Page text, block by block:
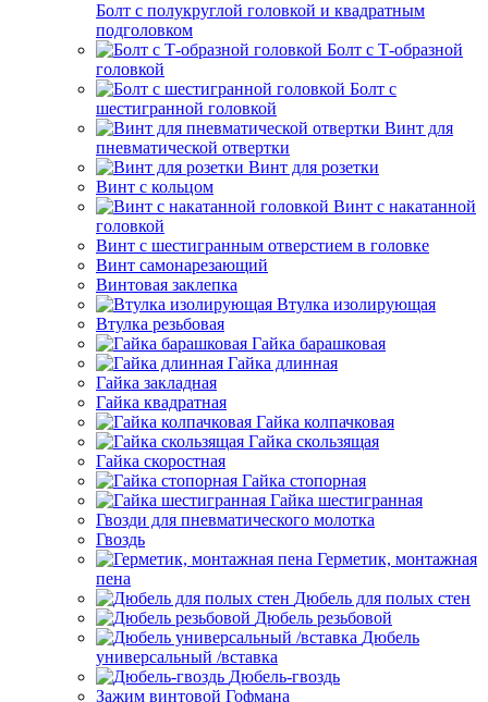
Болт с полукруглой головкой и квадратным
подголовком
Болт с Т-образной
головкой
Болт с
шестигранной головкой
Винт для
пневматической отвертки
Винт для розетки
Винт с кольцом
Винт с накатанной
головкой
Винт с шестигранным отверстием в головке
Винт самонарезающий
Винтовая заклепка
Втулка изолирующая
Втулка резьбовая
Гайка барашковая
Гайка длинная
Гайка закладная
Гайка квадратная
Гайка колпачковая
Гайка скользящая
Гайка скоростная
Гайка стопорная
Гайка шестигранная
Гвозди для пневматического молотка
Гвоздь
Герметик, монтажная
пена
Дюбель для полых стен
Дюбель резьбовой
Дюбель
универсальный /вставка
Дюбель-гвоздь
Зажим винтовой Гофмана